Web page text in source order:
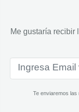
Me gustaría recibir
Te enviaremos las